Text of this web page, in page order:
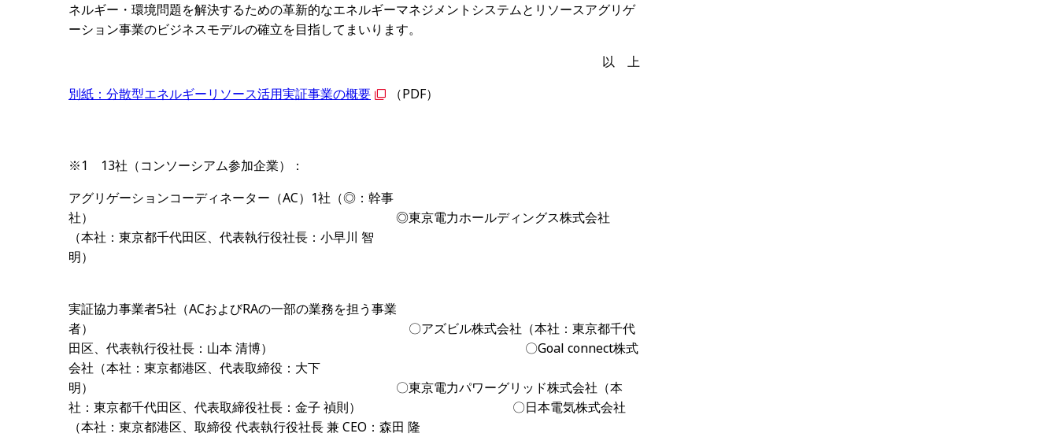
ネルギー・環境問題を解決するための革新的なエネルギーマネジメントシステムとリソースアグリゲ
ーション事業のビジネスモデルの確立を目指してまいります。
以 上
別紙：分散型エネルギーリソース活用実証事業の概要
（PDF）
※1 13社（コンソーシアム参加企業）：
アグリゲーションコーディネーター（AC） 1社（◎：幹事
社） ◎東京電力ホールディングス株式会社
（本社：東京都千代田区、代表執行役社長：小早川 智
明）
実証協力事業者5社（ACおよびRAの一部の業務を担う事業
者） 〇アズビル株式会社（本社：東京都千代
田区、代表執行役社長：山本 清博） 〇Goal connect株式
会社（本社：東京都港区、代表取締役：大下
明） 〇東京電力パワーグリッド株式会社（本
社：東京都千代田区、代表取締役社長：金子 禎則） 〇日本電気株式会社
（本社：東京都港区、取締役 代表執行役社長 兼CEO ：森田 隆